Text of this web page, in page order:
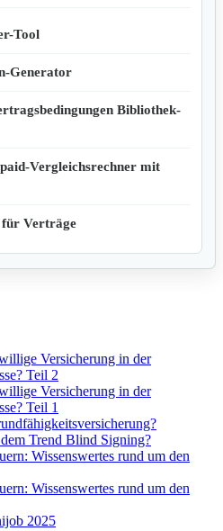
Tool
Generator
Bibliothek-
Vergleichsrechner mit
für Verträge
Versicherung in der
Teil 2
Versicherung in der
Teil 1
Trend Blind Signing?
Wissenswertes rund um den
Wissenswertes rund um den
2025